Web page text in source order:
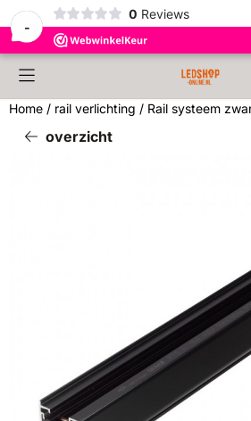
-
0 Reviews
Cookievoorkeuren zijn beschikbaar.
Home / rail verlichting / Rail systeem
overzicht